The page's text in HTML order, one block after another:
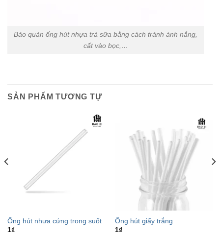
Bảo quản ống hút nhựa trà sữa bằng cách tránh ánh nắng,
cất vào bọc,…
SẢN PHẨM TƯƠNG TỰ
Ống hút nhựa cứng trong suốt
1₫
Ống hút giấy trắng
1₫